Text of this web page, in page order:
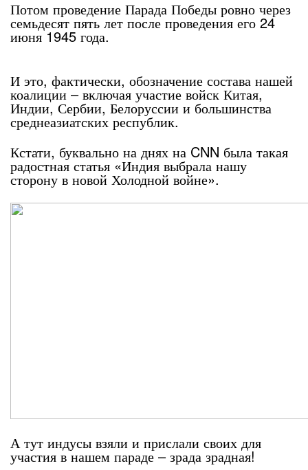
Потом проведение Парада Победы ровно через
семьдесят пять лет после проведения его 24
июня 1945 года.
И это, фактически, обозначение состава нашей
коалиции – включая участие войск Китая,
Индии, Сербии, Белоруссии и большинства
среднеазиатских республик.
Кстати, буквально на днях на CNN была такая
радостная статья «Индия выбрала нашу
сторону в новой Холодной войне».
А тут индусы взяли и прислали своих для
участия в нашем параде – зрада зрадная!